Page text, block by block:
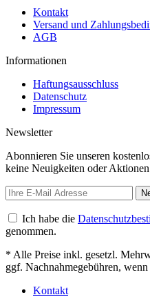
Kontakt
Versand und
AGB
Informationen
Haftungsausschluss
Datenschutz
Impressum
Newsletter
Abonnieren Sie unseren
keine Neuigkeiten oder
Ich habe die
genommen.
* Alle Preise inkl. gesetzl.
ggf. Nachnahmegebühren,
Kontakt